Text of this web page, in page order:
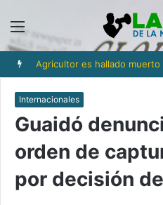
Menú
Internacionales
Guaidó
orden de
por decisión